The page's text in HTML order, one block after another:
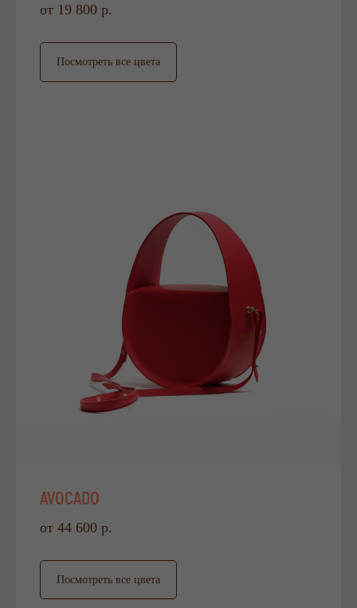
от 19 800 р.
Посмотреть все цвета
AVOCADO
от 44 600 р.
Посмотреть все цвета